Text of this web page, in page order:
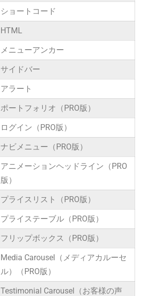
ショートコード
HTML
メニューアンカー
サイドバー
アラート
ポートフォリオ（PRO版）
ログイン（PRO版）
ナビメニュー（PRO版）
アニメーションヘッドライン（PRO
版）
プライスリスト（PRO版）
プライステーブル（PRO版）
フリップボックス（PRO版）
Media Carousel（メディアカルーセ
ル）（PRO版）
Testimonial Carousel（お客様の声